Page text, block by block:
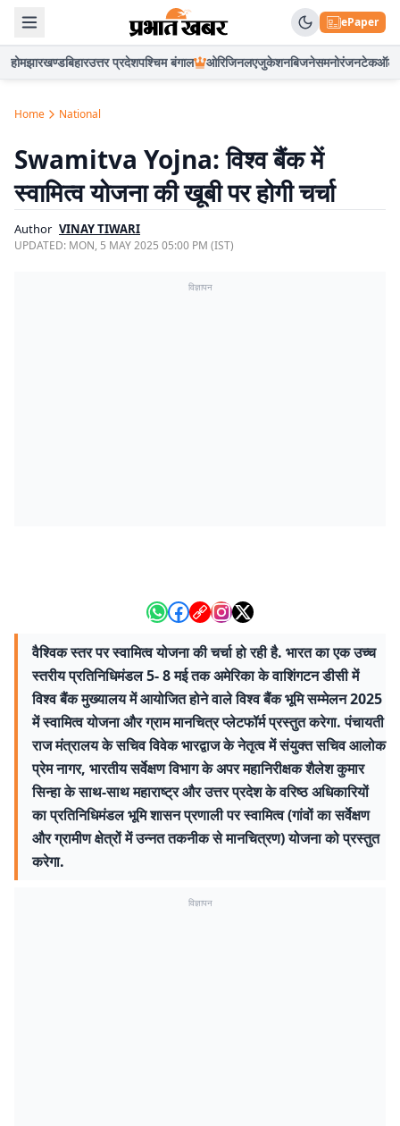
ePaper
होमझारखण्डबिहारउत्तर प्रदेशपश्चिम बंगाल ओरिजिनलएजुकेशनबिजनेसमनोरंजनटेकऑटो
Home National
Swamitva Yojna: विश्व बैंक में
स्वामित्व योजना की खूबी पर होगी चर्चा
Author VINAY TIWARI
UPDATED: MON, 5 MAY 2025 05:00 PM (IST)
विज्ञापन
वैश्विक स्तर पर स्वामित्व योजना की चर्चा हो रही है. भारत का एक उच्च
स्तरीय प्रतिनिधिमंडल 5- 8 मई तक अमेरिका के वाशिंगटन डीसी में
विश्व बैंक मुख्यालय में आयोजित होने वाले विश्व बैंक भूमि सम्मेलन 2025
में स्वामित्व योजना और ग्राम मानचित्र प्‍लेटफॉर्म प्रस्तुत करेगा. पंचायती
राज मंत्रालय के सचिव विवेक भारद्वाज के नेतृत्व में संयुक्त सचिव आलोक
प्रेम नागर, भारतीय सर्वेक्षण विभाग के अपर महानिरीक्षक शैलेश कुमार
सिन्हा के साथ-साथ महाराष्ट्र और उत्तर प्रदेश के वरिष्ठ अधिकारियों
का प्रतिनिधिमंडल भूमि शासन प्रणाली पर स्वामित्व (गांवों का सर्वेक्षण
और ग्रामीण क्षेत्रों में उन्नत तकनीक से मानचित्रण) योजना को प्रस्तुत
करेगा.
विज्ञापन